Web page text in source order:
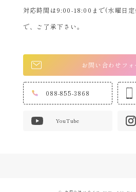
対応時間は9:00-18:00まで(水曜日
で、ご了承下さい。
お問い合わせフォ
088-855-3868
YouTube